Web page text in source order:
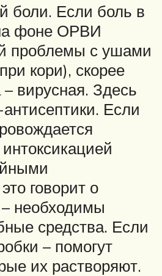
боли. Если боль в
фоне ОРВИ
проблемы с ушами
кори), скорее
– вирусная. Здесь
Если
говорит о
необходимы
средства. Если
– помогут
их растворяют.